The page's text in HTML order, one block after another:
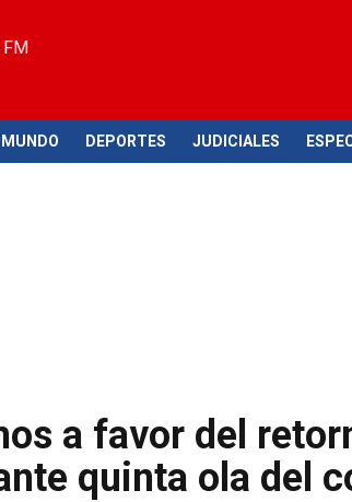
MUNDO DEPORTES JUDICIALES
a favor del
quinta ola del